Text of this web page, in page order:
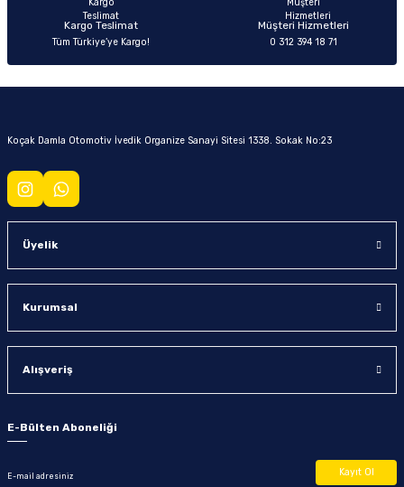
Kargo Teslimat
Tüm Türkiye’ye Kargo!
Müşteri Hizmetleri
0 312 394 18 71
Koçak Damla Otomotiv İvedik Organize Sanayi Sitesi 1338. Sokak No:23
Üyelik
Kurumsal
Alışveriş
E-Bülten Aboneliği
Kayıt Ol